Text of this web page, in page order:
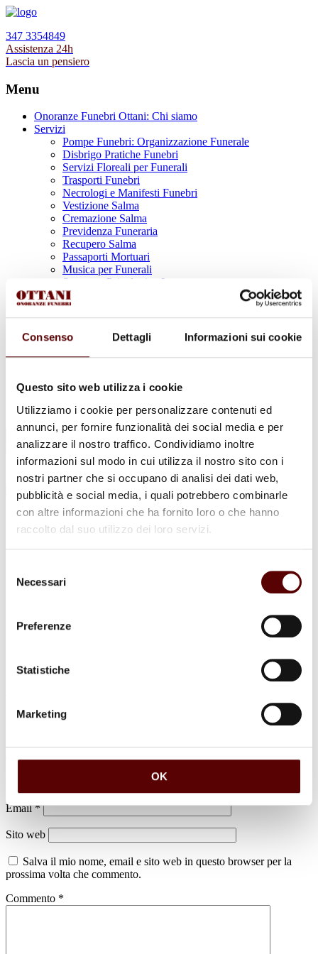
Consenso Dettagli Informazioni sui cookie
Questo sito web utilizza i cookie
Utilizziamo i cookie per personalizzare contenuti ed
annunci, per fornire funzionalità dei social media e per
analizzare il nostro traffico. Condividiamo inoltre
informazioni sul modo in cui utilizza il nostro sito con i
nostri partner che si occupano di analisi dei dati web,
pubblicità e social media, i quali potrebbero combinarle
con altre informazioni che ha fornito loro o che hanno
raccolto dal suo utilizzo dei loro servizi.
delNecessari
Preferenze
Statistiche
Marketing
OK
347 3354849
Assistenza 24h
Lascia un pensiero
Menu
Onoranze Funebri Ottani: Chi siamo
Servizi
Pompe Funebri: Organizzazione Funerale
Disbrigo Pratiche Funebri
Servizi Floreali per Funerali
Trasporti Funebri
Necrologi e Manifesti Funebri
Vestizione Salma
Cremazione Salma
Previdenza Funeraria
Recupero Salma
Passaporti Mortuari
Musica per Funerali
Supporto Psicologico Lutto
Prodotti Funerari
Lapidi, Lastre tombali e Monumenti Funerari
Urne Cinerarie
Allestimento Funebre
In caso di decesso
News
Info e Contatti
Cerca
per:
Giuseppe Facchini
12 Novembre 1940 - 25 Settembre 2025
Condividi
Lascia un commento
Il tuo indirizzo email non sarà pubblicato. I campi obbligatori sono
contrassegnati*
Email*
Sito web
Salva il mio nome, email e sito web in questo browser per la
prossima volta che commento.
Commento *